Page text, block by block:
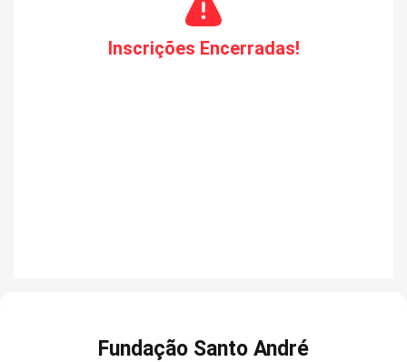
Inscrições Encerradas!
Fundação Santo André